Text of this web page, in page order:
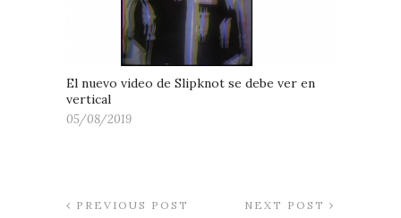
El nuevo video de Slipknot se debe ver en
vertical
05/08/2019
PREVIOUS POST NEXT POST